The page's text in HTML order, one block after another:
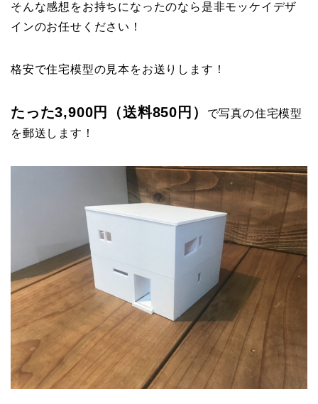
そんな感想をお持ちになったのなら是非モッケイデザ
インのお任せください！
格安で住宅模型の見本をお送りします！
たった3,900円（送料850円）
で写真の住宅模型
を郵送します！